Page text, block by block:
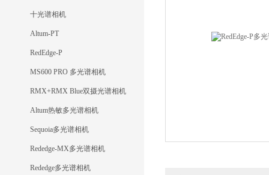
十光谱相机
Altum-PT
RedEdge-P
MS600 PRO 多光谱相机
RMX+RMX Blue双摄光谱相机
Altum热敏多光谱相机
Sequoia多光谱相机
Rededge-MX多光谱相机
Rededge多光谱相机